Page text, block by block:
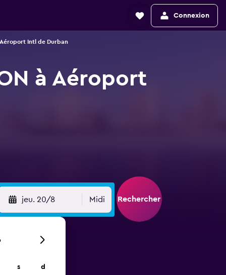
Connexion
Intl de Durban
à Aéroport
jeu. 20/8 Midi Rechercher
s d